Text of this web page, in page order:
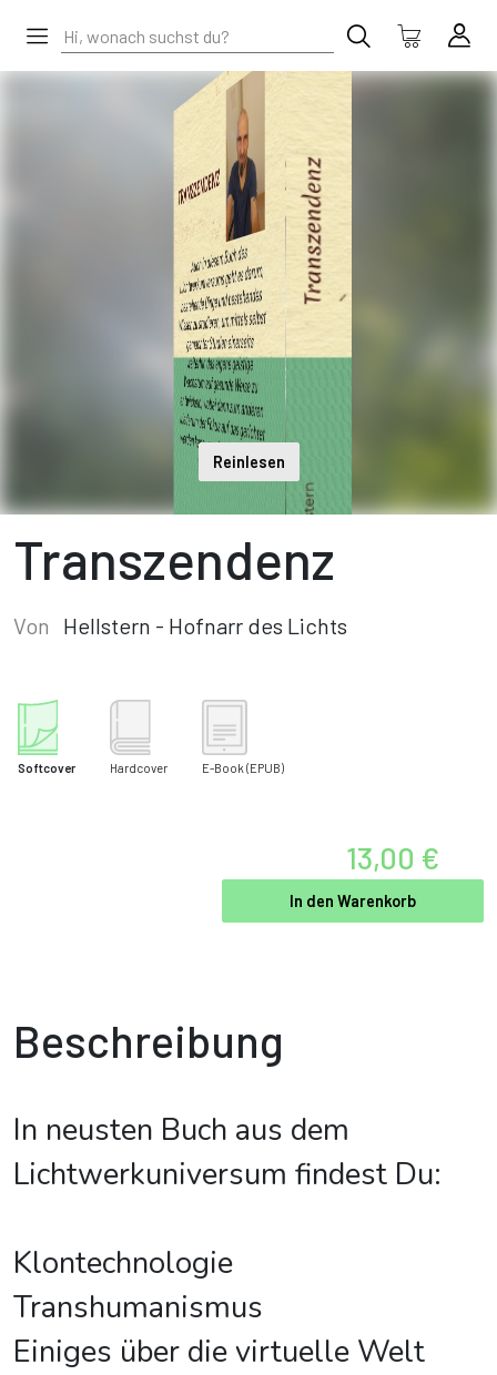
Reinlesen
Transzendenz
Von Hellstern - Hofnarr des Lichts
Softcover Hardcover E-Book (EPUB)
13,00 €
In den Warenkorb
Beschreibung
In neusten Buch aus dem
Lichtwerkuniversum findest Du:
Klontechnologie
Transhumanismus
Einiges über die virtuelle Welt